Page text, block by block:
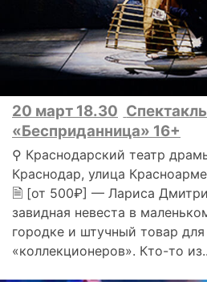
20 март 18.30 Спектакль
«Бесприданница» 16+
⚲ Краснодарский театр
Краснодар, улица
🗎 [от 500₽] — Лариса
завидная невеста в
городке и штучный товар
«коллекционеров». Кто-то из..